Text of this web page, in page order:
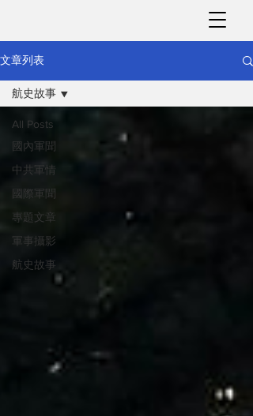
文章列表
All Posts
國內軍聞
中共軍情
國際軍聞
專題文章
軍事攝影
航史故事
航史故事